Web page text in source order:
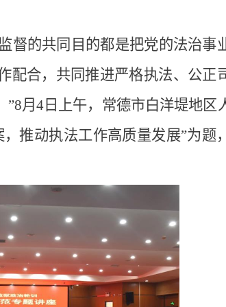
督的共同目的都是把党的法治事
配合，共同推进严格执法、公正
月4日上午，常德市白洋堤地区
推动执法工作高质量发展”为题